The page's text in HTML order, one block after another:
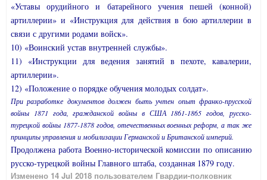
«Уставы орудийного и батарейного учения пешей (конной)
артиллерии» и «Инструкция для действия в бою артиллерии в
связи с другими родами войск».
10) «Воинский устав внутренней службы».
11) «Инструкции для ведения занятий в пехоте, кавалерии,
артиллерии».
12) «Положение о порядке обучения молодых солдат».
При разработке документов должен быть учтен опыт франко-прусской
войны 1871 года, гражданской войны в США 1861-1865 годов, русско-
турецкой войны 1877-1878 годов, отечественных военных реформ, а так же
принципы управления и мобилизации Германской и Британской империй.
Продолжена работа Военно-исторической комиссии по описанию
русско-турецкой войны Главного штаба, созданная 1879 году.
Изменено 14 Jul 2018 пользователем Гвардии-полковник